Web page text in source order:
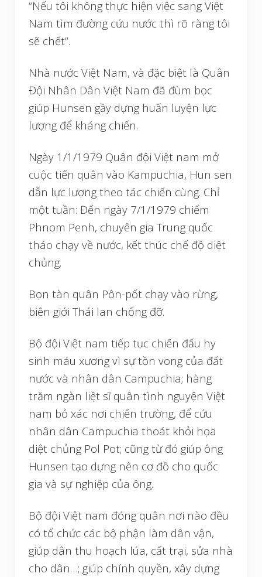
“Nếu tôi không thực hiện việc sang Việt
Nam tìm đường cứu nước thì rõ ràng tôi
sẽ chết”.
Nhà nước Việt Nam, và đặc biệt là Quân
Đội Nhân Dân Việt Nam đã đùm bọc
giúp Hunsen gầy dựng huấn luyện lực
lượng để kháng chiến.
Ngày 1/1/1979 Quân đội Việt nam mở
cuộc tiến quân vào Kampuchia, Hun sen
dẫn lực lượng theo tác chiến cùng. Chỉ
một tuần: Đến ngày 7/1/1979 chiếm
Phnom Penh, chuyên gia Trung quốc
tháo chạy về nước, kết thúc chế độ diệt
chủng.
Bọn tàn quân Pôn-pốt chạy vào rừng,
biên giới Thái lan chống đỡ.
Bộ đội Việt nam tiếp tục chiến đấu hy
sinh máu xương vì sự tồn vong của đất
nước và nhân dân Campuchia; hàng
trăm ngàn liệt sĩ quân tình nguyện Việt
nam bỏ xác nơi chiến trường, để cứu
nhân dân Campuchia thoát khỏi họa
diệt chủng Pol Pot; cũng từ đó giúp ông
Hunsen tạo dựng nên cơ đồ cho quốc
gia và sự nghiệp của ông.
Bộ đội Việt nam đóng quân nơi nào đều
có tổ chức các bộ phận làm dân vận,
giúp dân thu hoạch lúa, cất trại, sửa nhà
cho dân…; giúp chính quyền, xây dựng